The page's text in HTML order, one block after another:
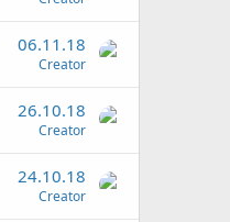
06.11.18
Creator
26.10.18
Creator
24.10.18
Creator